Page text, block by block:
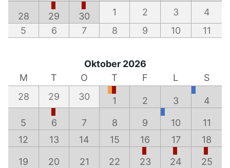
28 29 30 1 2 3
4
5
6 7 8 9 10 11
Oktober 2026
M
T O T F L
S
28
29 30 1 2 3 4
5 6 7 8 9 10
11
12
13 14 15 16 17 18
19 20 21 22 23 24 25